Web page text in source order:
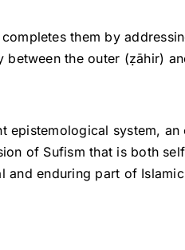
them by
the outer (ẓāhir)
epistemological system,
of Sufism that is both
and enduring part of